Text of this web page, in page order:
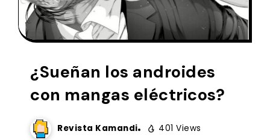
¿Sueñan los androides
con mangas eléctricos?
Revista Kamandi 401 Views